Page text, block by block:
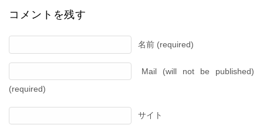
コメントを残す
名前 (required)
Mail (will not be published)
(required)
サイト